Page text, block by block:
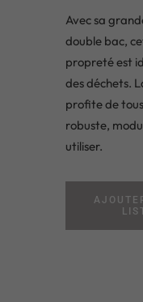
Avec sa
double bac,
propreté est
des déchets.
profite de
robuste,
utiliser.